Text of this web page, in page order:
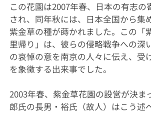
この花園は2007年春、日本の有志の
され、同年秋には、日本全国から集
紫金草の種が蒔かれました。この「
里帰り」は、彼らの侵略戦争への深
の哀悼の意を南京の人々に伝え、受
を象徴する出来事でした。
2003年春、紫金草花園の設営が決ま
郎氏の長男・裕氏（故人）はこう述